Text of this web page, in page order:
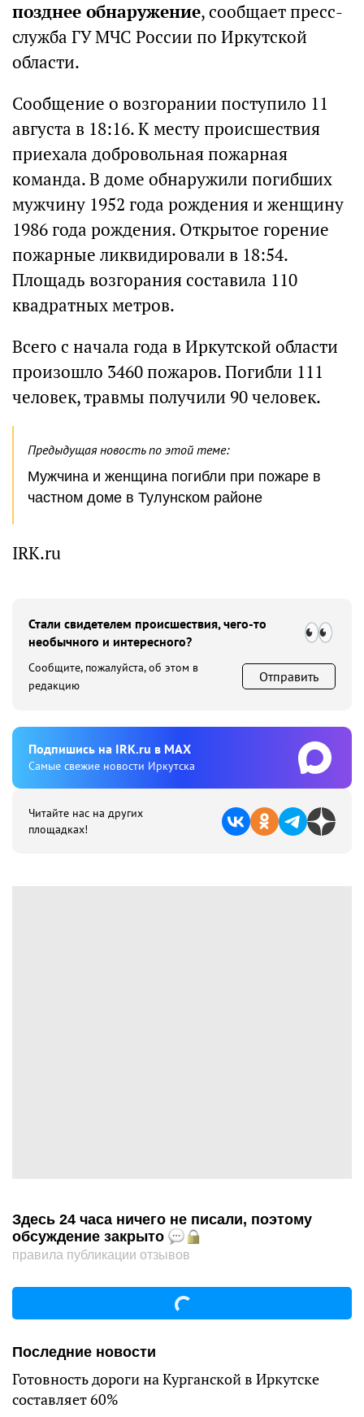
позднее обнаружение, сообщает пресс-
служба ГУ МЧС России по Иркутской
области.
Сообщение о возгорании поступило 11
августа в 18:16. К месту происшествия
приехала добровольная пожарная
команда. В доме обнаружили погибших
мужчину 1952 года рождения и женщину
1986 года рождения. Открытое горение
пожарные ликвидировали в 18:54.
Площадь возгорания составила 110
квадратных метров.
Всего с начала года в Иркутской области
произошло 3460 пожаров. Погибли 111
человек, травмы получили 90 человек.
Предыдущая новость по этой теме:
Мужчина и женщина погибли при пожаре в
частном доме в Тулунском районе
IRK.ru
Стали свидетелем происшествия, чего-то
необычного и интересного?
Сообщите, пожалуйста, об этом в
редакцию
Отправить
Подпишиcь на IRK.ru в MAX
Cамые свежие новости Иркутска
Читайте нас на других
площадках!
Здесь 24 часа ничего не писали, поэтому
обсуждение закрыто
правила публикации отзывов
Последние новости
Готовность дороги на Курганской в Иркутске
составляет 60%